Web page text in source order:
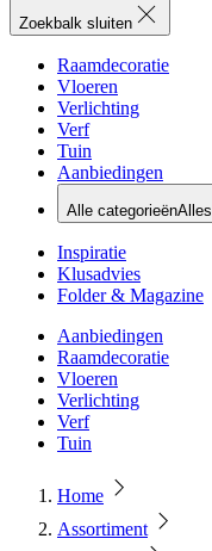
Zoekbalk sluiten
Raamdecoratie
Vloeren
Verlichting
Verf
Tuin
Aanbiedingen
Alle categorieënAlles
Inspiratie
Klusadvies
Folder & Magazine
Aanbiedingen
Raamdecoratie
Vloeren
Verlichting
Verf
Tuin
Home
Assortiment